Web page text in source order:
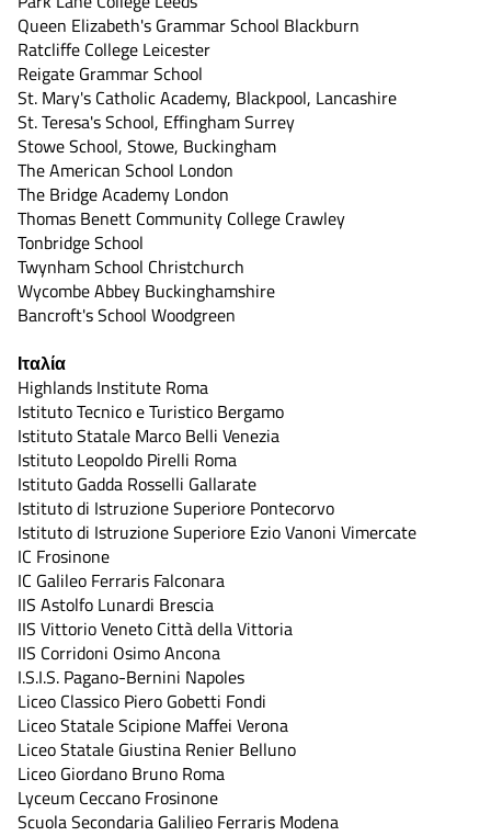
Queen Elizabeth's Grammar School Blackburn
Ratcliffe College Leicester
Reigate Grammar School
St. Mary's Catholic Academy, Blackpool, Lancashire
St. Teresa's School, Effingham Surrey
Stowe School, Stowe, Buckingham
The American School London
The Bridge Academy London
Thomas Benett Community College Crawley
Tonbridge School
Twynham School Christchurch
Wycombe Abbey Buckinghamshire
Bancroft's School Woodgreen
Ιταλία
Highlands Institute Roma
Istituto Tecnico e Turistico Bergamo
Istituto Statale Marco Belli Venezia
Istituto Leopoldo Pirelli Roma
Istituto Gadda Rosselli Gallarate
Istituto di Istruzione Superiore Pontecorvo
Istituto di Istruzione Superiore Ezio Vanoni Vimercate
IC Frosinone
IC Galileo Ferraris Falconara
IIS Astolfo Lunardi Brescia
IIS Vittorio Veneto Città della Vittoria
IIS Corridoni Osimo Ancona
I.S.I.S. Pagano-Bernini Napoles
Liceo Classico Piero Gobetti Fondi
Liceo Statale Scipione Maffei Verona
Liceo Statale Giustina Renier Belluno
Liceo Giordano Bruno Roma
Lyceum Ceccano Frosinone
Scuola Secondaria Galilieo Ferraris Modena